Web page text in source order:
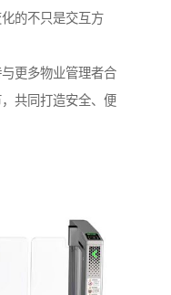
的不只是交互方
更多物业管理者合
共同打造安全、便